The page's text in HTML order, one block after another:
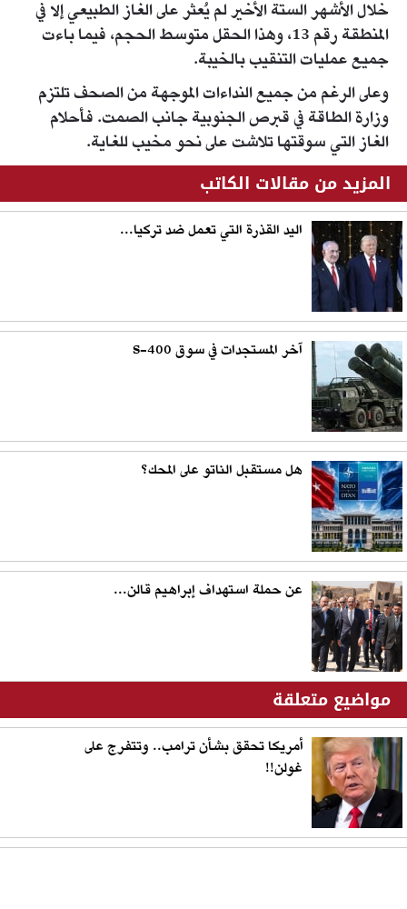
خلال الأشهر الستة الأخير لم يُعثر على الغاز الطبيعي إلا في
المنطقة رقم 13، وهذا الحقل متوسط الحجم، فيما باءت
جميع عمليات التنقيب بالخيبة.
وعلى الرغم من جميع النداءات الموجهة من الصحف تلتزم
وزارة الطاقة في قبرص الجنوبية جانب الصمت. فأحلام
الغاز التي سوقتها تلاشت على نحو مخيب للغاية.
المزيد من مقالات الكاتب
اليد القذرة التي تعمل ضد تركيا...
آخر المستجدات في سوق S-400
هل مستقبل الناتو على المحك؟
عن حملة استهداف إبراهيم قالن...
مواضيع متعلقة
أمريكا تحقق بشأن ترامب.. وتتفرج على
غولن!!